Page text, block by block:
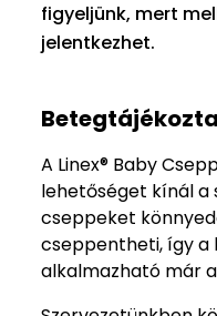
figyeljünk, mert
jelentkezhet.
A Linex® Baby
lehetőséget kínál a
cseppeket
cseppentheti, így a
alkalmazható már